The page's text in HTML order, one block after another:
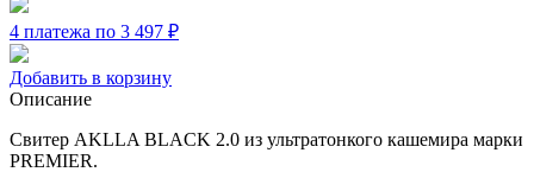
4 платежа по 3 497 ₽
Добавить в корзину
Описание
Свитер AKLLA BLACK 2.0 из ультратонкого кашемира марки
PREMIER.